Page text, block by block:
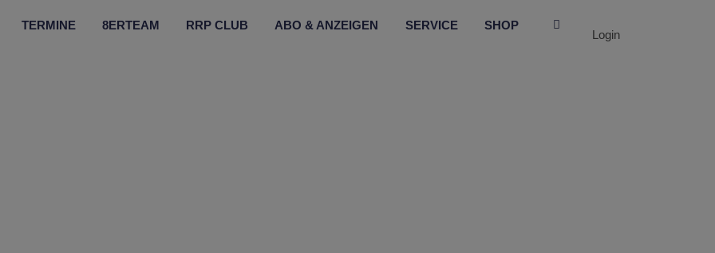
TERMINE 8ERTEAM RRP CLUB ABO & ANZEIGEN SERVICE SHOP
Login